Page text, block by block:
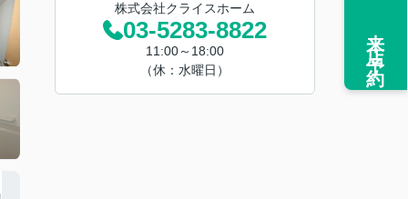
株式会社クライスホーム
03-5283-8822
11:00～18:00
（休：水曜日）
来店予約